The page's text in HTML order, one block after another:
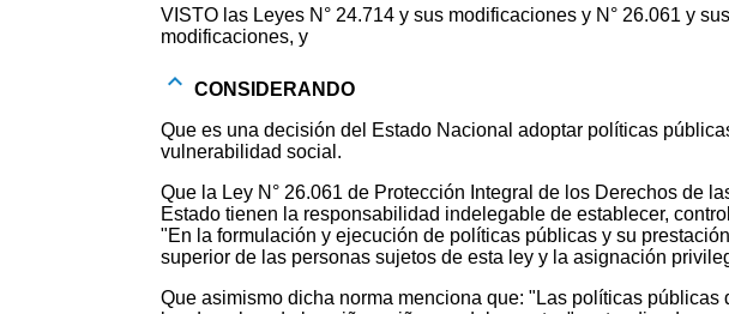
VISTO las Leyes N° 24.714 y sus modificaciones y N° 26.061 y
modificaciones, y
CONSIDERANDO
Que es una decisión del Estado Nacional adoptar políticas
vulnerabilidad social.
Que la Ley N° 26.061 de Protección Integral de los Derechos de
Estado tienen la responsabilidad indelegable de establecer,
"En la formulación y ejecución de políticas públicas y su
superior de las personas sujetos de esta ley y la asignación
Que asimismo dicha norma menciona que: "Las políticas